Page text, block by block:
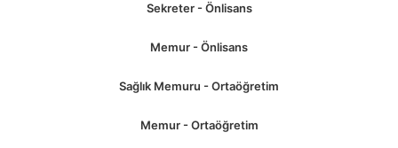
Sekreter - Önlisans
Memur - Önlisans
Sağlık Memuru - Ortaöğretim
Memur - Ortaöğretim